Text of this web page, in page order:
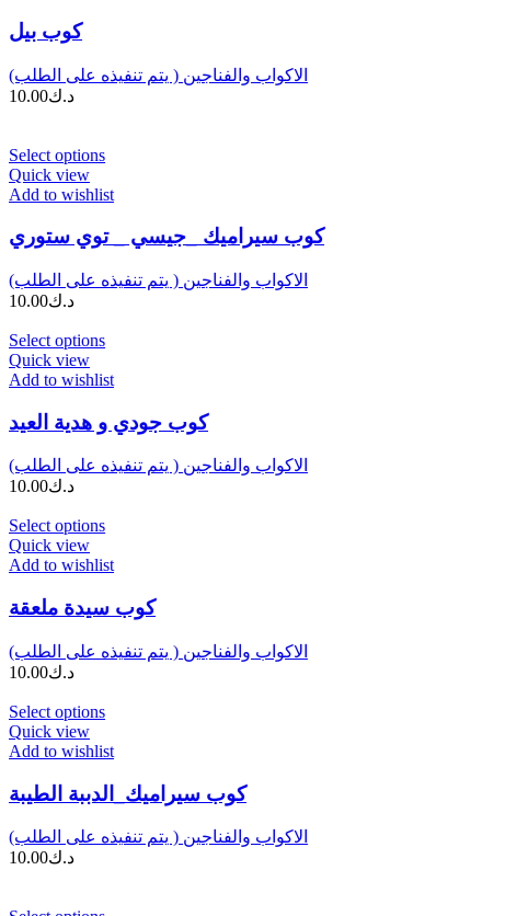
كوب بيل
الاكواب والفناجين ( يتم تنفيذه على الطلب)
د.ك10.00
Select options
Quick view
Add to wishlist
كوب سيراميك _جيسي _ توي ستوري
الاكواب والفناجين ( يتم تنفيذه على الطلب)
د.ك10.00
Select options
Quick view
Add to wishlist
كوب جودي و هدية العيد
الاكواب والفناجين ( يتم تنفيذه على الطلب)
د.ك10.00
Select options
Quick view
Add to wishlist
كوب سيدة ملعقة
الاكواب والفناجين ( يتم تنفيذه على الطلب)
د.ك10.00
Select options
Quick view
Add to wishlist
كوب سيراميك_الدببة الطيبة
الاكواب والفناجين ( يتم تنفيذه على الطلب)
د.ك10.00